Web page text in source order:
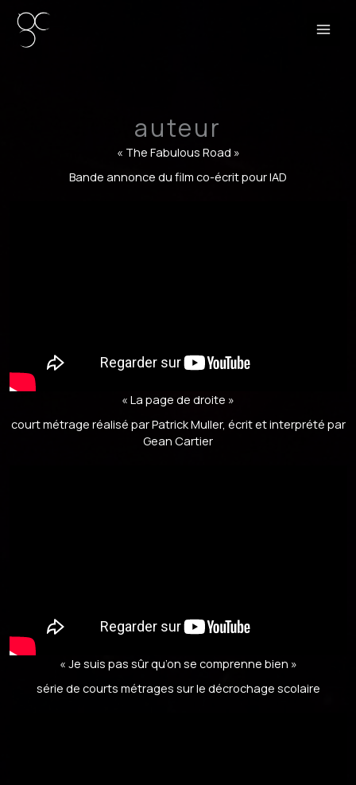
contenu
auteur
« The Fabulous Road »
Bande annonce du film co-écrit pour IAD
« La page de droite »​​
court métrage réalisé par Patrick Muller, écrit et interprété par
Gean Cartier
« Je suis pas sûr qu’on se comprenne bien »
série de courts métrages sur le décrochage scolaire